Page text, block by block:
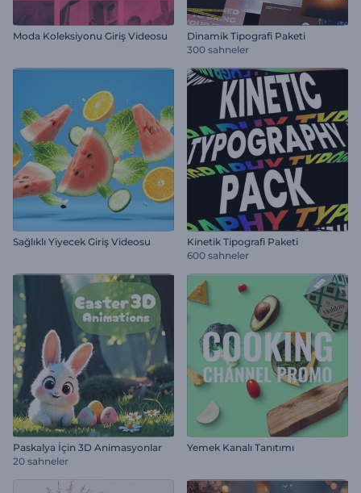
Moda Koleksiyonu Giriş Videosu
Dinamik Tipografi Paketi
300 sahneler
Sağlıklı Yiyecek Giriş Videosu
Kinetik Tipografi Paketi
600 sahneler
Paskalya İçin 3D Animasyonlar
20 sahneler
Yemek Kanalı Tanıtımı